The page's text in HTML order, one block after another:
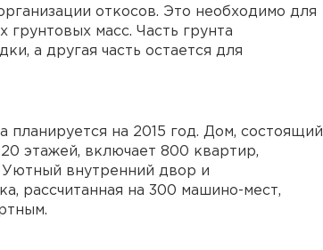
откосов. Это необходимо для
грунтовых масс. Часть грунта
а другая часть остается для
планируется на 2015 год. Дом, состоящий
этажей, включает 800 квартир,
внутренний двор и
рассчитанная на 300 машино-мест,